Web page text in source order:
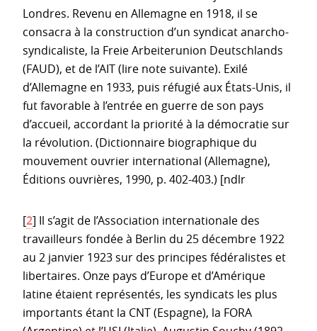
Londres. Revenu en Allemagne en 1918, il se
consacra à la construction d’un syndicat anarcho-
syndicaliste, la Freie Arbeiterunion Deutschlands
(FAUD), et de l’AIT (lire note suivante). Exilé
d’Allemagne en 1933, puis réfugié aux États-Unis, il
fut favorable à l’entrée en guerre de son pays
d’accueil, accordant la priorité à la démocratie sur
la révolution. (Dictionnaire biographique du
mouvement ouvrier international (Allemagne),
Éditions ouvrières, 1990, p. 402-403.) [ndlr
[2] Il s’agit de l’Association internationale des
travailleurs fondée à Berlin du 25 décembre 1922
au 2 janvier 1923 sur des principes fédéralistes et
libertaires. Onze pays d’Europe et d’Amérique
latine étaient représentés, les syndicats les plus
importants étant la CNT (Espagne), la FORA